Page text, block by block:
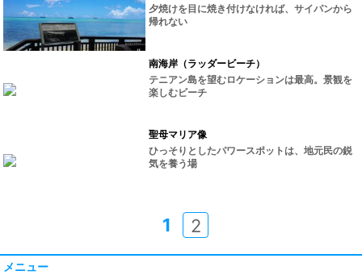
夕焼けを目に焼き付けなければ、サイパンから
帰れない
南海岸（ラッダービーチ）
テニアン島を望むロケーションは最高。景観を
楽しむビーチ
聖母マリア像
ひっそりとしたパワースポットは、地元民の鋭
気を養う場
1 2
メニュー